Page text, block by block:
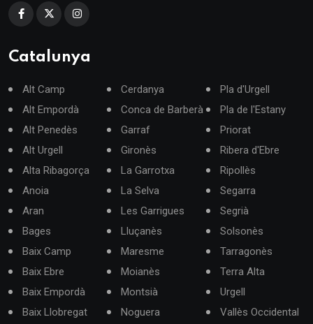
Catalunya
Alt Camp
Alt Empordà
Alt Penedès
Alt Urgell
Alta Ribagorça
Anoia
Aran
Bages
Baix Camp
Baix Ebre
Baix Empordà
Baix Llobregat
Cerdanya
Conca de Barberà
Garraf
Gironès
La Garrotxa
La Selva
Les Garrigues
Lluçanès
Maresme
Moianès
Montsià
Noguera
Pla d'Urgell
Pla de l'Estany
Priorat
Ribera d'Ebre
Ripollès
Segarra
Segrià
Solsonès
Tarragonès
Terra Alta
Urgell
Vallès Occidental